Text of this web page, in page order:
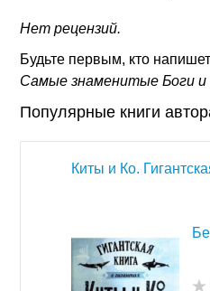
Нет рецензий.
Будьте первым, кто
Самые знаменитые Боги и
Популярные книги
Киты и Ко.